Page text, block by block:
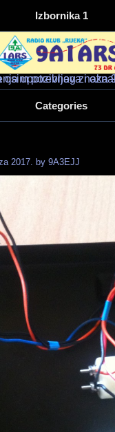
Izbornika 1
–
RIJEKA
pozivnog znaka 9A1ARS za potrebe takmičenja
Categories
2017. by 9A3EJJ